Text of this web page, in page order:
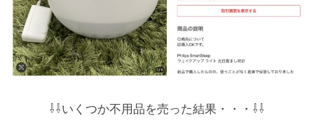
⇩⇩いくつか不用品を売った結果・・・⇩⇩